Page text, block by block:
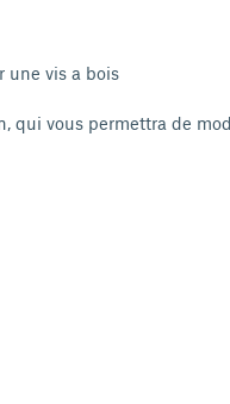
une vis a bois
qui vous permettra de